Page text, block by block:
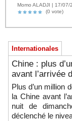
Momo ALADJI | 17/
(0 vote)
Internationales
Chine : plus
avant l’arrivée
Plus d’un million
la Chine avant
nuit de
déclenché le